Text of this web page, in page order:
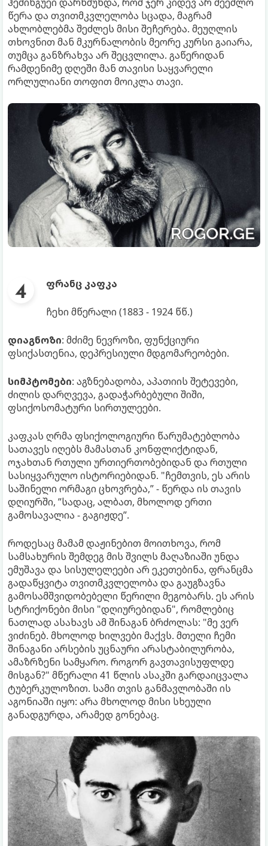
წერა და თვითმკვლელობა სცადა, მაგრამ
ახლობლებმა შეძლეს მისი შეჩერება. მეუღლის
თხოვნით მან მკურნალობის მეორე კურსი გაიარა,
თუმცა განზრახვა არ შეცვლილა. გაწერიდან
რამდენიმე დღეში მან თავისი საყვარელი
ორლულიანი თოფით მოიკლა თავი.
ფრანც კაფკა
ჩეხი მწერალი (1883 - 1924 წწ.)
დიაგნოზი: მძიმე ნევროზი, ფუნქციური
ფსიქასთენია, დეპრესიული მდგომარეობები.
სიმპტომები: აგზნებადობა, აპათიის შეტევები,
ძილის დარღვევა, გადაჭარბებული შიში,
ფსიქოსომატური სირთულეები.
კაფკას ღრმა ფსიქოლოგიური წარუმატებლობა
სათავეს იღებს მამასთან კონფლიქტიდან,
ოჯახთან რთული ურთიერთობებიდან და რთული
სასიყვარულო ისტორიებიდან. "ჩემთვის, ეს არის
საშინელი ორმაგი ცხოვრება,” - წერდა ის თავის
დღიურში, ”სადაც, ალბათ, მხოლოდ ერთი
გამოსავალია - გაგიჟდე”.
როდესაც მამამ დაჟინებით მოითხოვა, რომ
სამსახურის შემდეგ მის შვილს მაღაზიაში უნდა
ემუშავა და სისულელეები არ ეკეთებინა, ფრანცმა
გადაწყვიტა თვითმკვლელობა და გაუგზავნა
გამოსამშვიდობებელი წერილი მეგობარს. ეს არის
სტრიქონები მისი "დღიურებიდან", რომლებიც
ნათლად ასახავს ამ შინაგან ბრძოლას: "მე ვერ
ვიძინებ. მხოლოდ ხილვები მაქვს. მთელი ჩემი
შინაგანი არსების უცნაური არასტაბილურობა,
ამაზრზენი სამყარო. როგორ გავთავისუფლდე
მისგან?" მწერალი 41 წლის ასაკში გარდაიცვალა
ტუბერკულოზით. სამი თვის განმავლობაში ის
აგონიაში იყო: არა მხოლოდ მისი სხეული
განადგურდა, არამედ გონებაც.